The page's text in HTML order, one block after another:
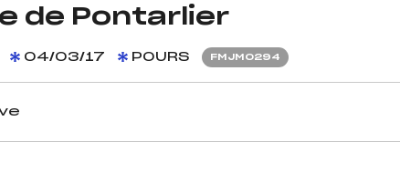
de Pontarlier
04/03/17 POURS FMJM0294